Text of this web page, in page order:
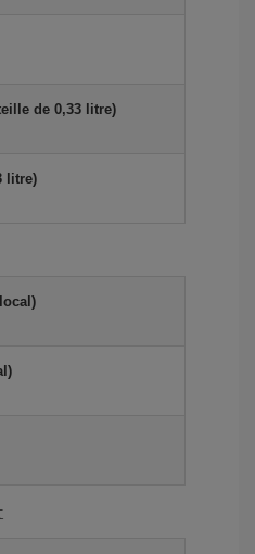
de 0,33 litre)
litre)